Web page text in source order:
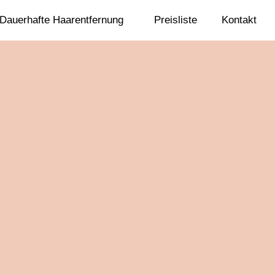
Dauerhafte Haarentfernung Preisliste Kontakt